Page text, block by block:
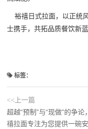
裕禧日式拉面，以正统
士携手，共拓品质餐饮新蓝
标签：
<<上一篇
超越“预制”与“现做”的争论
禧拉面专注为您提供一碗安